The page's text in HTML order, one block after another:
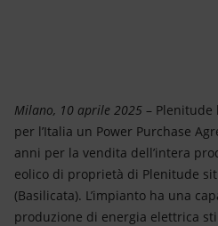
Milano, 10 aprile 2025 – Plenitude
per l’Italia un Power Purchase
anni per la vendita dell’intera
eolico di proprietà di Plenitude
(Basilicata). L’impianto ha una
produzione di energia elettrica